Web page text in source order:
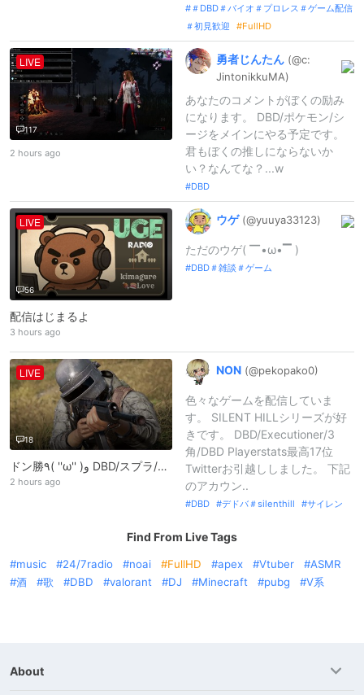
＃DBD＃バイオ＃プロレス＃ゲーム配信
＃初見歓迎
FullHD
LIVE
117
2 hours ago
勇者じんたん (@c:
JintonikkuMA)
あなたのコメントがぼくの励み
になります。 DBD/ポケモン/シ
ージをメインにやる予定です。
君もぼくの推しにならないか
い？なんてな？...w
DBD
LIVE
56
配信はじまるよ
3 hours ago
ウゲ (@yuuya33123)
ただのウゲ( ▔•ω•▔ )
DBD＃雑談＃ゲーム
LIVE
18
ドン勝٩( ''ω'' )و DBD/スプラ/マリオRPG(∩´∀｀)∩のんびり配信
2 hours ago
NON (@pekopako0)
色々なゲームを配信していま
す。 SILENT HILLシリーズが好
きです。 DBD/Executioner/3
角/DBD Playerstats最高17位
Twitterお引越ししました。 下記
のアカウン..
DBD デドバ＃silenthill サイレン
Find From Live Tags
music 24/7radio noai FullHD apex Vtuber
ASMR
酒
歌 DBD valorant DJ Minecraft pubg V系
About